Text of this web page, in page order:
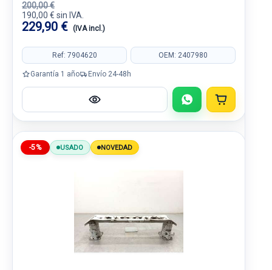
200,00 €
190,00 € sin IVA.
229,90 € (IVA incl.)
Ref: 7904620 OEM: 2407980
Garantía 1 año Envío 24-48h
-5% USADO NOVEDAD